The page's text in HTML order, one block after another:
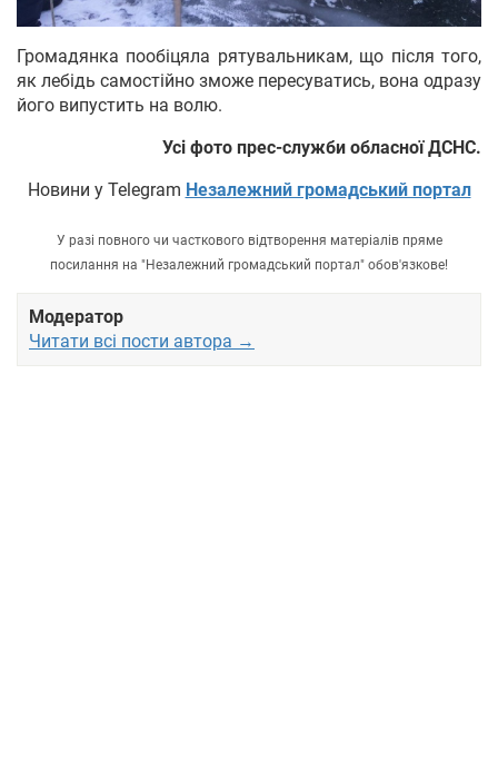
Громадянка пообіцяла рятувальникам, що після того,
як лебідь самостійно зможе пересуватись, вона одразу
його випустить на волю.
Усі фото прес-служби обласної ДСНС.
Новини у Telegram Незалежний громадський портал
У разі повного чи часткового відтворення матеріалів пряме
посилання на "Незалежний громадський портал" обов'язкове!
Модератор
Читати всі пости автора →